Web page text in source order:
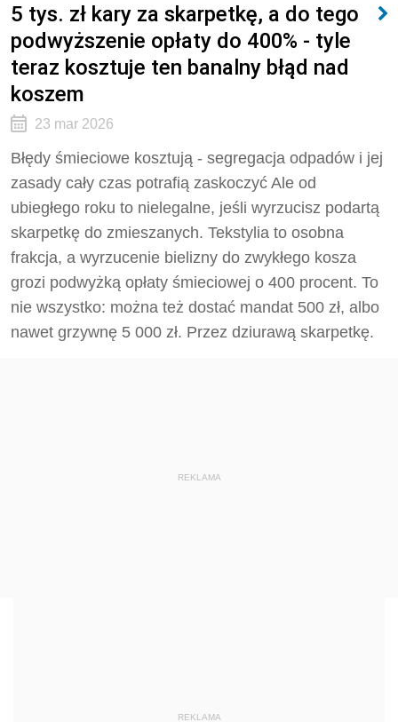
5 tys. zł kary za skarpetkę, a do tego
podwyższenie opłaty do 400% - tyle
teraz kosztuje ten banalny błąd nad
koszem
23 mar 2026
Błędy śmieciowe kosztują - segregacja odpadów i jej
zasady cały czas potrafią zaskoczyć Ale od
ubiegłego roku to nielegalne, jeśli wyrzucisz podartą
skarpetkę do zmieszanych. Tekstylia to osobna
frakcja, a wyrzucenie bielizny do zwykłego kosza
grozi podwyżką opłaty śmieciowej o 400 procent. To
nie wszystko: można też dostać mandat 500 zł, albo
nawet grzywnę 5 000 zł. Przez dziurawą skarpetkę.
REKLAMA
REKLAMA